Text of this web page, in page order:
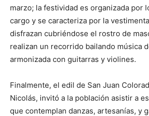
marzo; la festividad es organizada por
cargo y se caracteriza por la
disfrazan cubriéndose el rostro de
realizan un recorrido bailando música
armonizada con guitarras y violines.
Finalmente, el edil de San Juan
Nicolás, invitó a la población asistir a
que contemplan danzas, artesanías, y